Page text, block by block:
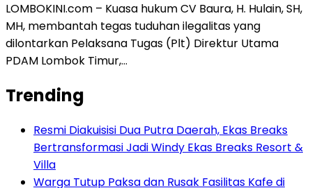
LOMBOKINI.com – Kuasa hukum CV Baura, H. Hulain, SH,
MH, membantah tegas tuduhan ilegalitas yang
dilontarkan Pelaksana Tugas (Plt) Direktur Utama
PDAM Lombok Timur,…
Trending
Resmi Diakuisisi Dua Putra Daerah, Ekas Breaks
Bertransformasi Jadi Windy Ekas Breaks Resort &
Villa
Warga Tutup Paksa dan Rusak Fasilitas Kafe di